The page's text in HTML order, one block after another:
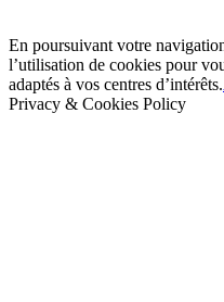
En poursuivant votre
l’utilisation de cookies pour
adaptés à vos centres d’intérêts.
Privacy & Cookies Policy